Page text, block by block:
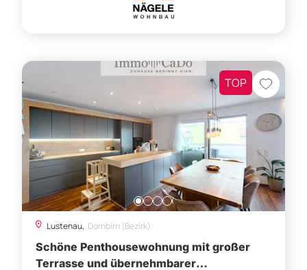
TOP
Lustenau, Dornbirn (Bezirk)
Schöne Penthousewohnung mit großer
Terrasse und übernehmbarer